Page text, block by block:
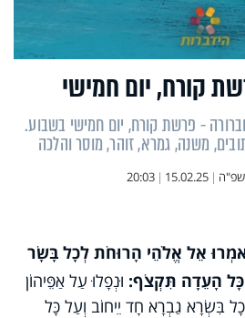
קורח, יום חמישי
- פרשת קורח, יום חמישי בשבוע.
משנה, גמרא, זוהר, מוסר והלכה
|
15.02.25
|
20:03
אֵל אֱלֹהֵי הָרוּחֹת לְכָל בָּשָׂר
הָעֵדָה תִּקְצֹף: וּנְפָלוּ עַל אַפֵּיהוֹן
בִּשְׂרָא גַבְרָא חָד יֵיחוֹב וְעַל כָּל